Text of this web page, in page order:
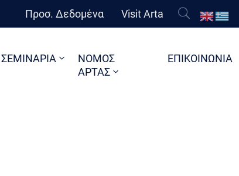
Προσ. Δεδομένα Visit Arta
ΣΕΜΙΝΑΡΙΑ
ΝΟΜΟΣ
ΑΡΤΑΣ
ΕΠΙΚΟΙΝΩΝΙΑ